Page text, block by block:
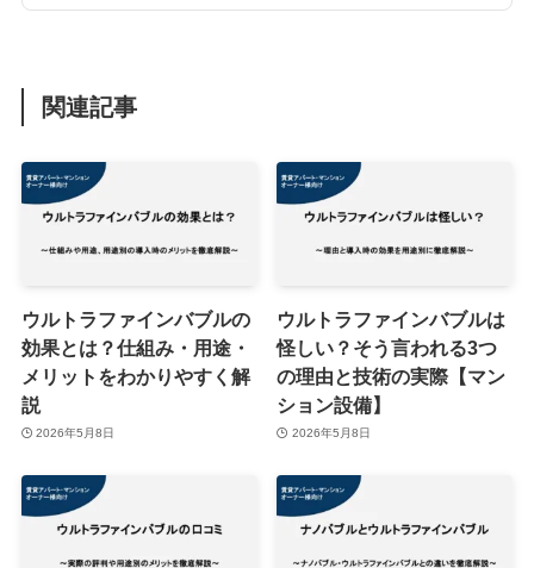
関連記事
ウルトラファインバブルの
効果とは？仕組み・用途・
メリットをわかりやすく解
説
2026年5月8日
ウルトラファインバブルは
怪しい？そう言われる3つ
の理由と技術の実際【マン
ション設備】
2026年5月8日